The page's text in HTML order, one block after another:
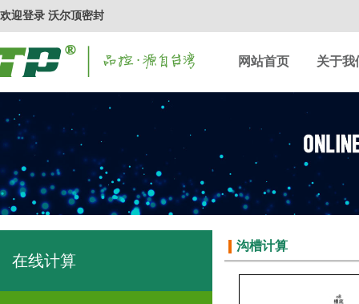
欢迎登录 沃尔顶密封
网站首页 关于我
在线计算
沟槽计算